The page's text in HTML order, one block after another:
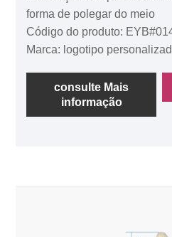
forma de polegar do meio
Código do produto:
Marca: logotipo
Time de entrega: 5 semanas
Certificado: ISO9001, GB/
consulte Mais
informação